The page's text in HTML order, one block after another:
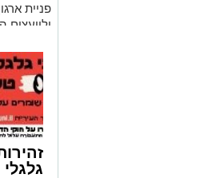
פניית
עוד
"ים
גלגלי